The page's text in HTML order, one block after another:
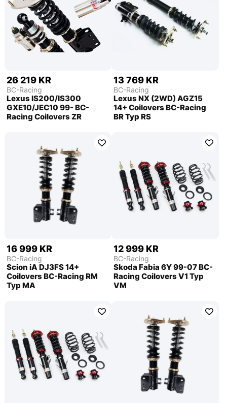
26 219 KR
BC-Racing
Lexus IS200/IS300
GXE10/JEC10 99- BC-
Racing Coilovers ZR
13 769 KR
BC-Racing
Lexus NX (2WD) AGZ15
14+ Coilovers BC-Racing
BR Typ RS
16 999 KR
BC-Racing
Scion iA DJ3FS 14+
Coilovers BC-Racing RM
Typ MA
12 999 KR
BC-Racing
Skoda Fabia 6Y 99-07 BC-
Racing Coilovers V1 Typ
VM